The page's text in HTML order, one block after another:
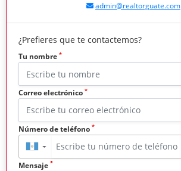
admin@realtorguate.com
¿Prefieres que te contactemos?
Tu nombre *
Correo electrónico *
Número de teléfono *
▼
Mensaje *